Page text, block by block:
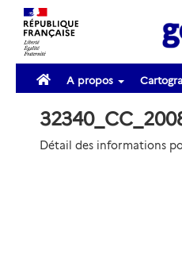
A propos
Détail des informations